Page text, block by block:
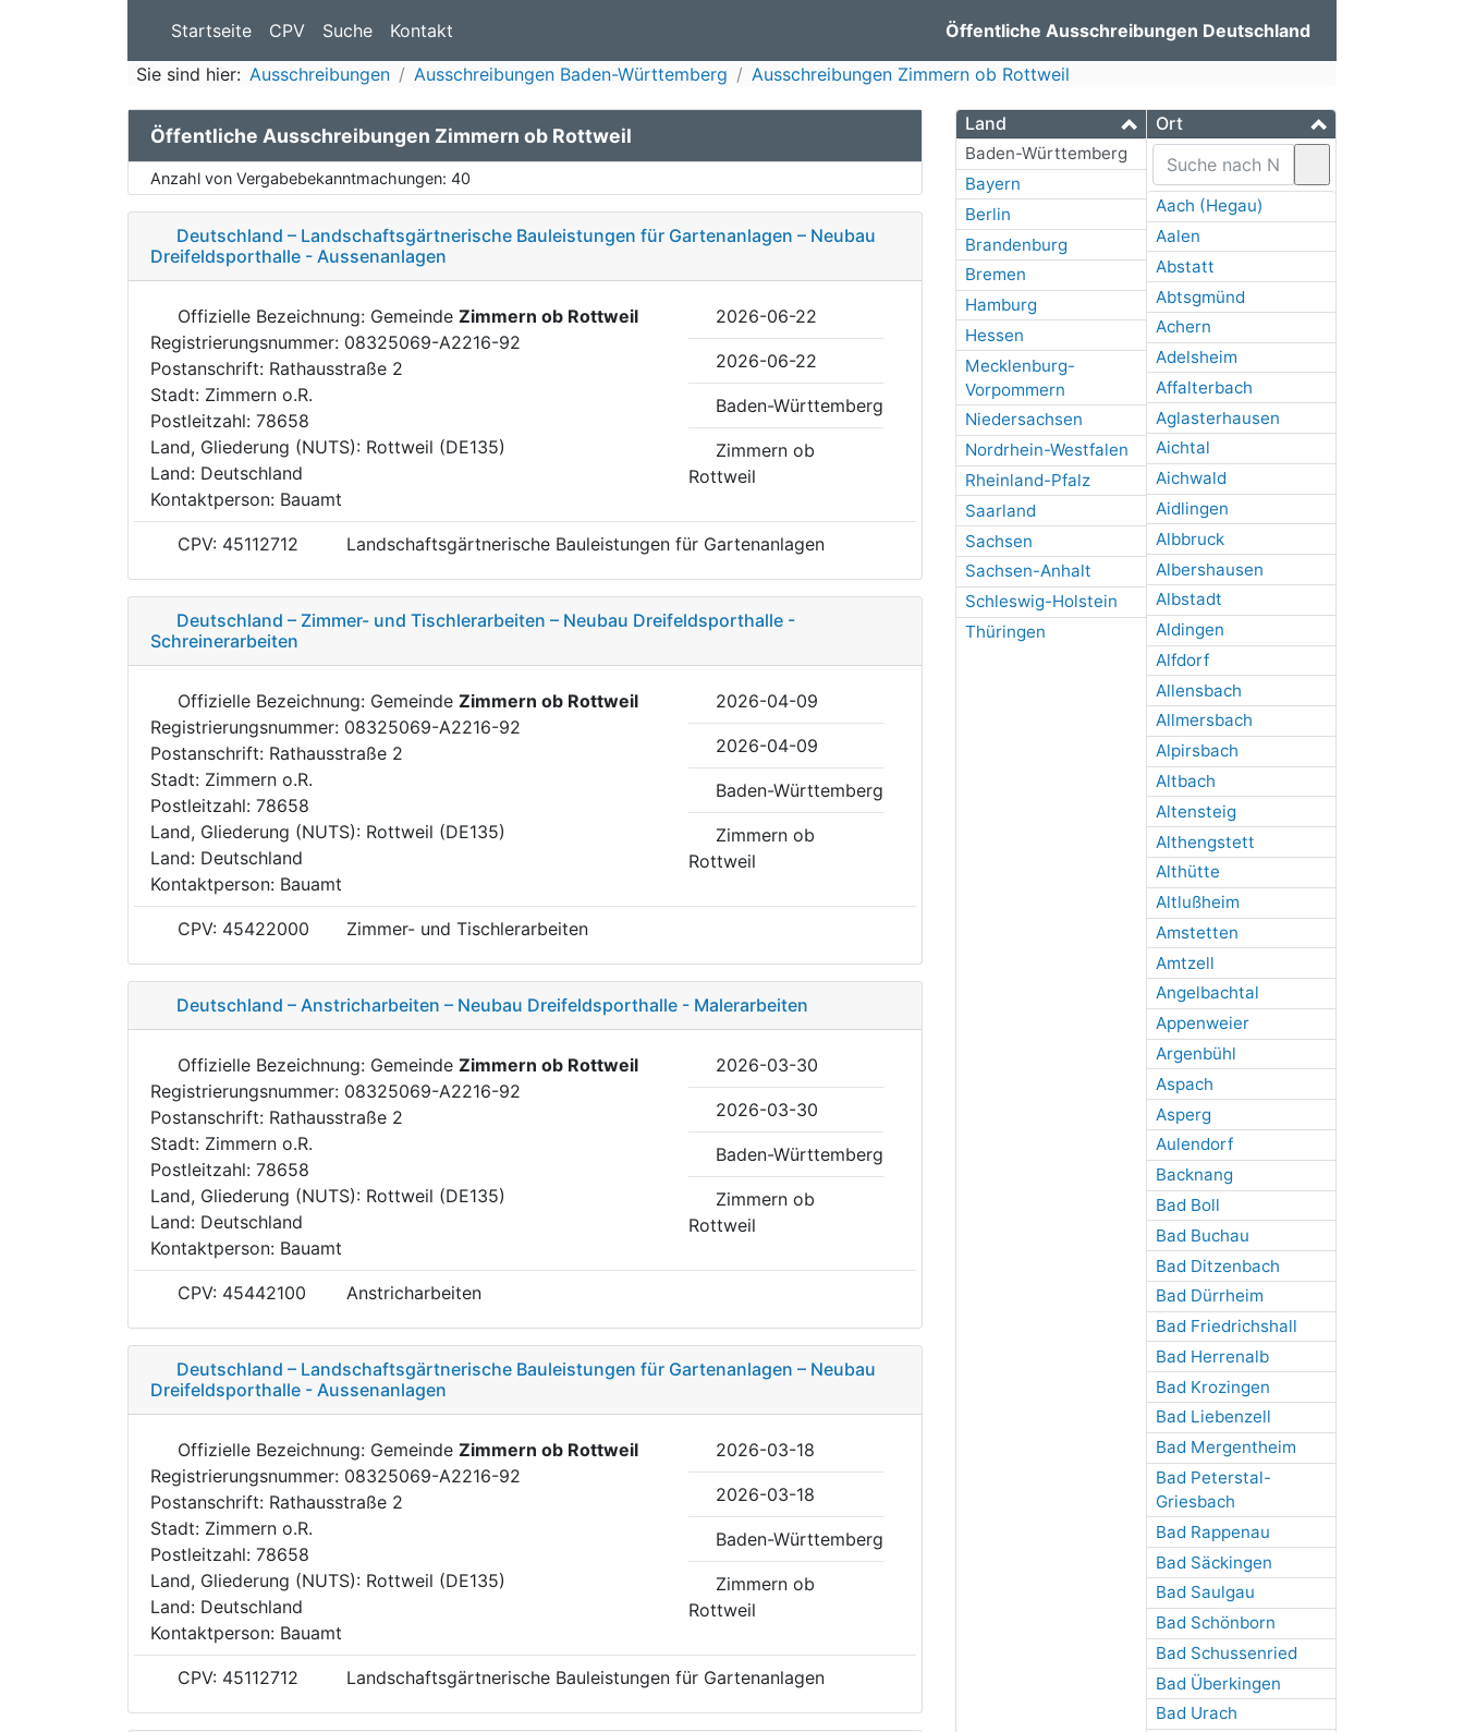
Startseite CPV Suche Kontakt Öffentliche Ausschreibungen Deutschland
Sie sind hier: Ausschreibungen Ausschreibungen Baden-Württemberg Ausschreibungen Zimmern ob Rottweil
Land
Baden-Württemberg
Bayern
Berlin
Brandenburg
Bremen
Hamburg
Hessen
Mecklenburg-
Vorpommern
Niedersachsen
Nordrhein-Westfalen
Rheinland-Pfalz
Saarland
Sachsen
Sachsen-Anhalt
Schleswig-Holstein
Thüringen
Ort
Aach (Hegau)
Aalen
Abstatt
Abtsgmünd
Achern
Adelsheim
Affalterbach
Aglasterhausen
Aichtal
Aichwald
Aidlingen
Albbruck
Albershausen
Albstadt
Aldingen
Alfdorf
Allensbach
Allmersbach
Alpirsbach
Altbach
Altensteig
Althengstett
Althütte
Altlußheim
Amstetten
Amtzell
Angelbachtal
Appenweier
Argenbühl
Aspach
Asperg
Aulendorf
Backnang
Bad Boll
Bad Buchau
Bad Ditzenbach
Bad Dürrheim
Bad Friedrichshall
Bad Herrenalb
Bad Krozingen
Bad Liebenzell
Bad Mergentheim
Bad Peterstal-
Griesbach
Bad Rappenau
Bad Säckingen
Bad Saulgau
Bad Schönborn
Bad Schussenried
Bad Überkingen
Bad Urach
Öffentliche Ausschreibungen Zimmern ob Rottweil
Anzahl von Vergabebekanntmachungen: 40
Deutschland – Landschaftsgärtnerische Bauleistungen für Gartenanlagen – Neubau
Dreifeldsporthalle - Aussenanlagen
Offizielle Bezeichnung: Gemeinde Zimmern ob Rottweil
Registrierungsnummer: 08325069-A2216-92
Postanschrift: Rathausstraße 2
Stadt: Zimmern o.R.
Postleitzahl: 78658
Land, Gliederung (NUTS): Rottweil (DE135)
Land: Deutschland
Kontaktperson: Bauamt
2026-06-22
2026-06-22
Baden-Württemberg
Zimmern ob
Rottweil
CPV: 45112712 Landschaftsgärtnerische Bauleistungen für Gartenanlagen
Deutschland – Zimmer- und Tischlerarbeiten – Neubau Dreifeldsporthalle -
Schreinerarbeiten
Offizielle Bezeichnung: Gemeinde Zimmern ob Rottweil
Registrierungsnummer: 08325069-A2216-92
Postanschrift: Rathausstraße 2
Stadt: Zimmern o.R.
Postleitzahl: 78658
Land, Gliederung (NUTS): Rottweil (DE135)
Land: Deutschland
Kontaktperson: Bauamt
2026-04-09
2026-04-09
Baden-Württemberg
Zimmern ob
Rottweil
CPV: 45422000 Zimmer- und Tischlerarbeiten
Deutschland – Anstricharbeiten – Neubau Dreifeldsporthalle - Malerarbeiten
Offizielle Bezeichnung: Gemeinde Zimmern ob Rottweil
Registrierungsnummer: 08325069-A2216-92
Postanschrift: Rathausstraße 2
Stadt: Zimmern o.R.
Postleitzahl: 78658
Land, Gliederung (NUTS): Rottweil (DE135)
Land: Deutschland
Kontaktperson: Bauamt
2026-03-30
2026-03-30
Baden-Württemberg
Zimmern ob
Rottweil
CPV: 45442100 Anstricharbeiten
Deutschland – Landschaftsgärtnerische Bauleistungen für Gartenanlagen – Neubau
Dreifeldsporthalle - Aussenanlagen
Offizielle Bezeichnung: Gemeinde Zimmern ob Rottweil
Registrierungsnummer: 08325069-A2216-92
Postanschrift: Rathausstraße 2
Stadt: Zimmern o.R.
Postleitzahl: 78658
Land, Gliederung (NUTS): Rottweil (DE135)
Land: Deutschland
Kontaktperson: Bauamt
2026-03-18
2026-03-18
Baden-Württemberg
Zimmern ob
Rottweil
CPV: 45112712 Landschaftsgärtnerische Bauleistungen für Gartenanlagen